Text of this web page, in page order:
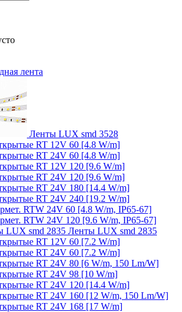
лента
Ленты LUX smd 3528
RT 12V 60 [4.8 W/m]
RT 24V 60 [4.8 W/m]
RT 12V 120 [9.6 W/m]
RT 24V 120 [9.6 W/m]
RT 24V 180 [14.4 W/m]
RT 24V 240 [19.2 W/m]
RTW 24V 60 [4.8 W/m, IP65-67]
RTW 24V 120 [9.6 W/m, IP65-67]
Ленты LUX smd 2835
RT 12V 60 [7.2 W/m]
RT 24V 60 [7.2 W/m]
RT 24V 80 [6 W/m, 150 Lm/W]
RT 24V 98 [10 W/m]
RT 24V 120 [14.4 W/m]
RT 24V 160 [12 W/m, 150 Lm/W]
RT 24V 168 [17 W/m]